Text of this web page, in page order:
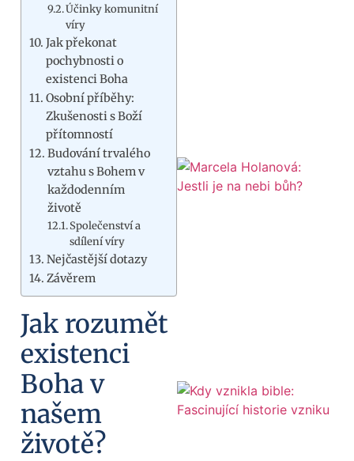
Účinky komunitní
víry
Jak překonat
pochybnosti o
existenci Boha
Osobní příběhy:
Zkušenosti s Boží
přítomností
Budování trvalého
vztahu s Bohem v
každodenním
životě
Společenství a
sdílení víry
Nejčastější dotazy
Závěrem
Jak rozumět
existenci
Boha v
našem
životě?